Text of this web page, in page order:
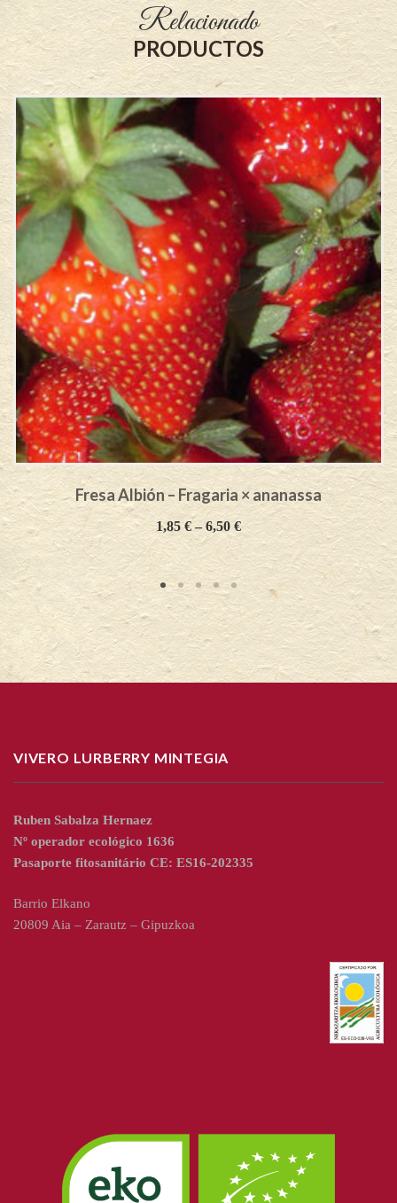
Relacionado
PRODUCTOS
Fresa Albión – Fragaria × ananassa
1,85 €–6,50 €
VIVERO LURBERRY MINTEGIA
Ruben Sabalza Hernaez
Nº operador ecológico 1636
Pasaporte fitosanitário CE: ES16-202335
Barrio Elkano
20809 Aia – Zarautz – Gipuzkoa